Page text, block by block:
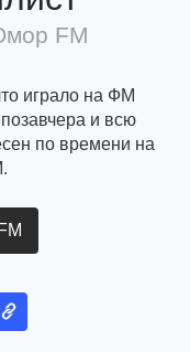
FM
играло на ФМ
и всю
по времени на